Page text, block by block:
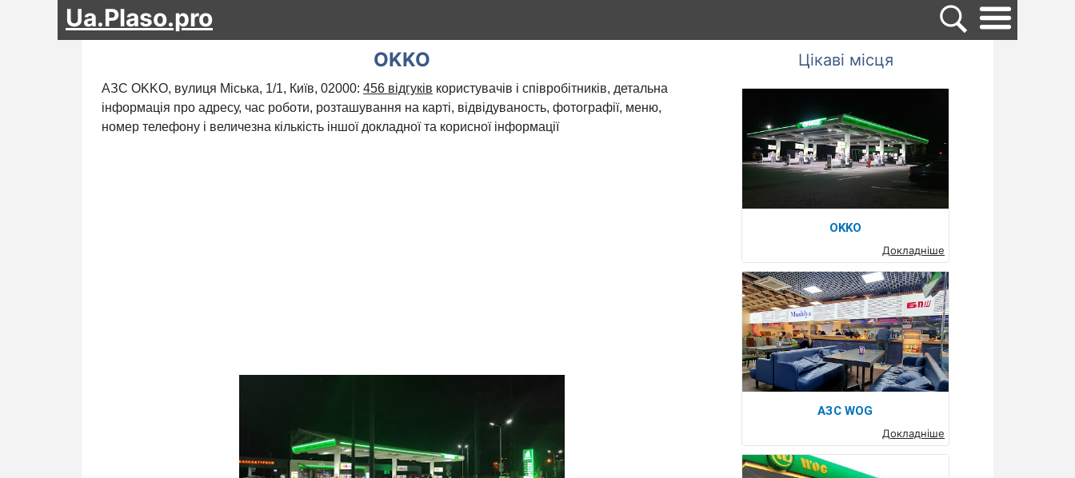
Ua.Plaso.pro
OKKO
АЗС OKKO, вулиця Міська, 1/1, Київ, 02000: 456 відгуків користувачів і співробітників, детальна
інформація про адресу, час роботи, розташування на карті, відвідуваность, фотографії, меню,
номер телефону і величезна кількість іншої докладної та корисної інформації
Цікаві місця
OKKO
Докладніше
АЗС WOG
Докладніше